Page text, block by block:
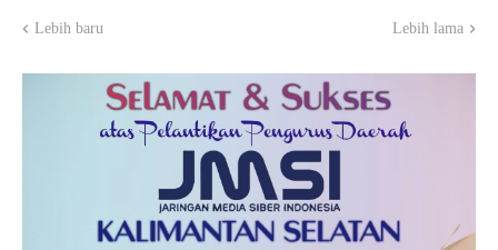
Lebih baru Lebih lama